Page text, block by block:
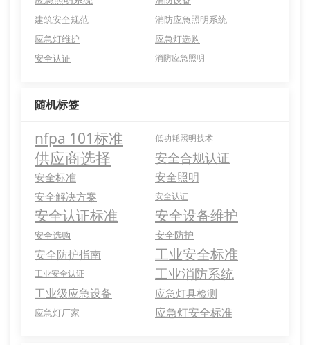
建筑安全规范
消防应急照明系统
应急灯维护
应急灯选购
安全认证
消防应急照明
随机标签
nfpa 101标准 低功耗照明技术
供应商选择 安全合规认证
安全标准 安全照明
安全解决方案 安全认证
安全认证标准 安全设备维护
安全选购 安全防护
安全防护指南 工业安全标准
工业安全认证 工业消防系统
工业级应急设备 应急灯具检测
应急灯厂家 应急灯安全标准